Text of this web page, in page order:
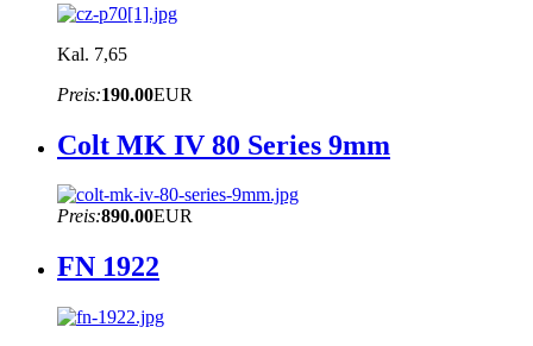
Kal. 7,65
Preis:190.00EUR
Colt MK IV 80 Series 9mm
Preis:890.00EUR
FN 1922